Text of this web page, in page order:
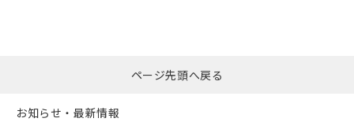
ページ先頭へ戻る
お知らせ・最新情報